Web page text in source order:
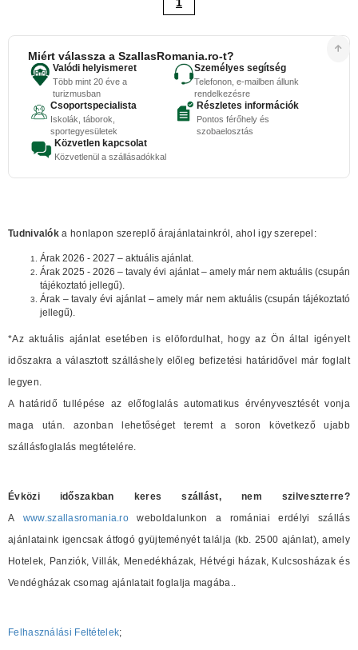
Miért válassza a SzallasRomania.ro-t?
Valódi helyismeret
Több mint 20 éve a
turizmusban
Személyes segítség
Telefonon, e-mailben állunk
rendelkezésre
Csoportspecialista
Iskolák, táborok,
sportegyesületek
Részletes információk
Pontos férőhely és
szobaelosztás
Közvetlen kapcsolat
Közvetlenül a szállásadókkal
Tudnivalók a honlapon szereplő árajánlatainkról, ahol igy szerepel:
Árak 2026 - 2027 – aktuális ajánlat.
Árak 2025 - 2026 – tavaly évi ajánlat – amely már nem aktuális (csupán
tájékoztató jellegű).
Árak – tavaly évi ajánlat – amely már nem aktuális (csupán tájékoztató
jellegű).
*Az aktuális ajánlat esetében is elöfordulhat, hogy az Ön által igényelt
időszakra a választott szálláshely előleg befizetési határidővel már foglalt
legyen.
A határidő tullépése az előfoglalás automatikus érvényvesztését vonja
maga után. azonban lehetőséget teremt a soron következő ujabb
szállásfoglalás megtételére.
Évközi időszakban keres szállást, nem szilveszterre?
A www.szallasromania.ro weboldalunkon a romániai erdélyi szállás
ajánlataink igencsak átfogó gyüjteményét találja (kb. 2500 ajánlat), amely
Hotelek, Panziók, Villák, Menedékházak, Hétvégi házak, Kulcsosházak és
Vendégházak csomag ajánlatait foglalja magába..
Felhasználási Feltételek;